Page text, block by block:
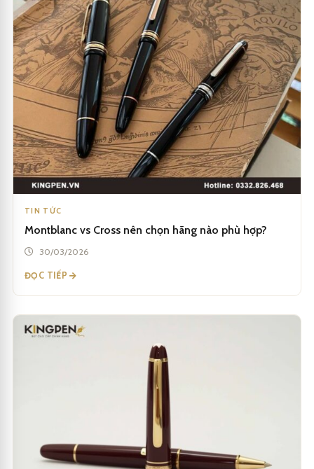
TIN TỨC
Montblanc vs Cross nên chọn hãng nào phù hợp?
30/03/2026
ĐỌC TIẾP